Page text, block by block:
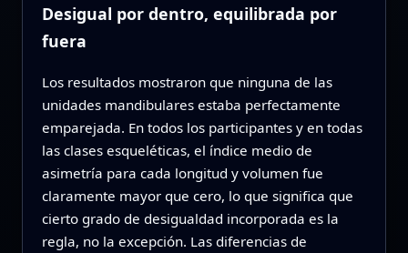
Desigual por dentro, equilibrada por
fuera
Los resultados mostraron que ninguna de las
unidades mandibulares estaba perfectamente
emparejada. En todos los participantes y en todas
las clases esqueléticas, el índice medio de
asimetría para cada longitud y volumen fue
claramente mayor que cero, lo que significa que
cierto grado de desigualdad incorporada es la
regla, no la excepción. Las diferencias de